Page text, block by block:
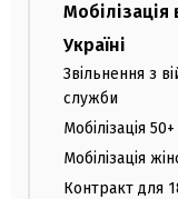
Мобілізація
Україні
Звільнення з
служби
Мобілізація 50+
Мобілізація
Контракт для